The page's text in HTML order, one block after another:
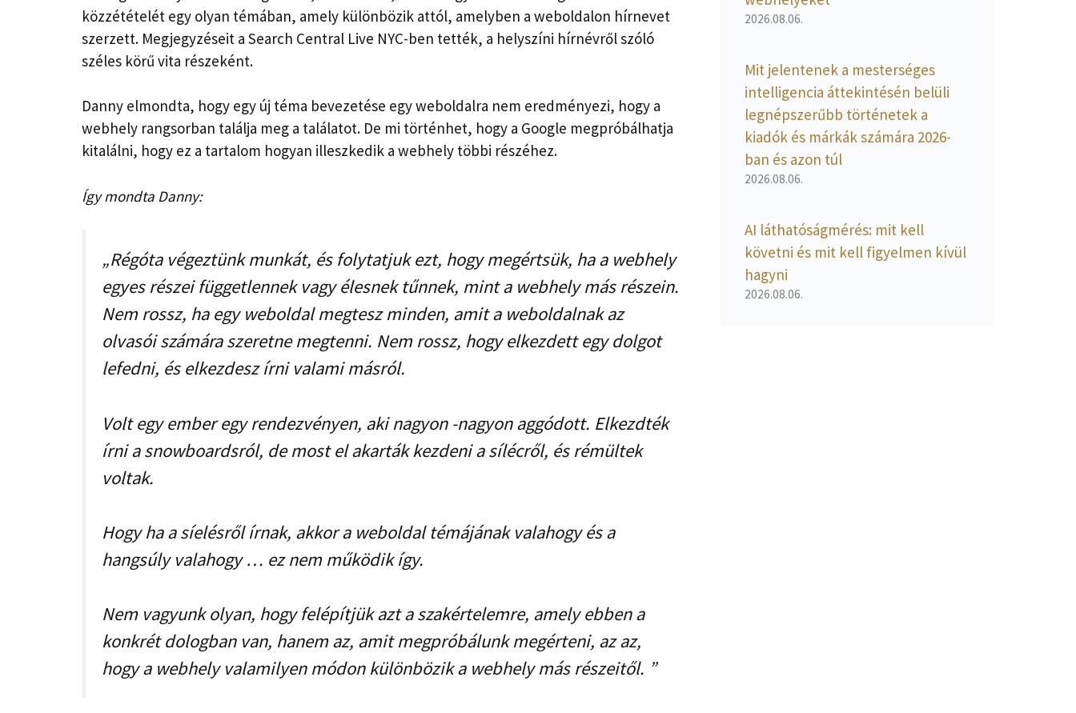
közzétételét egy olyan témában, amely különbözik attól, amelyben a weboldalon hírnevet
szerzett. Megjegyzéseit a Search Central Live NYC-ben tették, a helyszíni hírnévről szóló
széles körű vita részeként.
Danny elmondta, hogy egy új téma bevezetése egy weboldalra nem eredményezi, hogy a
webhely rangsorban találja meg a találatot. De mi történhet, hogy a Google megpróbálhatja
kitalálni, hogy ez a tartalom hogyan illeszkedik a webhely többi részéhez.
Így mondta Danny:
„Régóta végeztünk munkát, és folytatjuk ezt, hogy megértsük, ha a webhely
egyes részei függetlennek vagy élesnek tűnnek, mint a webhely más részein.
Nem rossz, ha egy weboldal megtesz minden, amit a weboldalnak az
olvasói számára szeretne megtenni. Nem rossz, hogy elkezdett egy dolgot
lefedni, és elkezdesz írni valami másról.
Volt egy ember egy rendezvényen, aki nagyon -nagyon aggódott. Elkezdték
írni a snowboardsról, de most el akarták kezdeni a sílécről, és rémültek
voltak.
Hogy ha a síelésről írnak, akkor a weboldal témájának valahogy és a
hangsúly valahogy … ez nem működik így.
Nem vagyunk olyan, hogy felépítjük azt a szakértelemre, amely ebben a
konkrét dologban van, hanem az, amit megpróbálunk megérteni, az az,
hogy a webhely valamilyen módon különbözik a webhely más részeitől. ”
2026.08.06.
Mit jelentenek a mesterséges
intelligencia áttekintésén belüli
legnépszerűbb történetek a
kiadók és márkák számára 2026-
ban és azon túl
2026.08.06.
AI láthatóságmérés: mit kell
követni és mit kell figyelmen kívül
hagyni
2026.08.06.